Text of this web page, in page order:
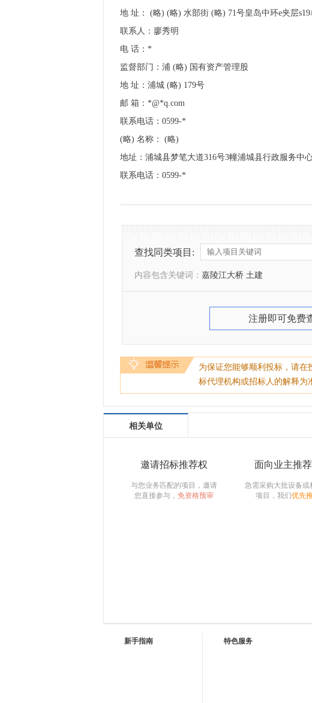
地 址： (略) (略) 水部街 (略) 71号皇岛中环e夹层
联系人：廖秀明
电 话：*
监督部门：浦 (略) 国有资产管理股
地 址：浦城 (略) 179号
邮 箱：*@*q.com
联系电话：0599-*
(略) 名称： (略)
地址：浦城县梦笔大道316号3幢浦城县行政服务中
联系电话：0599-*
查找同类项目:
内容包含关键词： 嘉陵江大桥 土建
注册即可免费
为保证您能够顺利投标，请
标代理机构或招标人的解释为
相关单位
邀请招标推荐权
与您业务匹配的项目，邀请
您直接参与， 免资格预审
面向业主推
急需采购大批设备或
项目，我们优先
新手指南 特色服务